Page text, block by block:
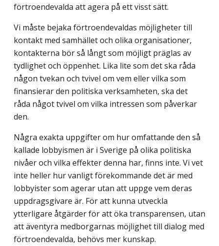
förtroendevalda att agera på ett visst sätt.
Vi måste bejaka förtroendevaldas möjligheter till
kontakt med samhället och olika organisationer,
kontakterna bör så långt som möjligt präglas av
tydlighet och öppenhet. Lika lite som det ska råda
någon tvekan och tvivel om vem eller vilka som
finansierar den politiska verksamheten, ska det
råda något tvivel om vilka intressen som påverkar
den.
Några exakta uppgifter om hur omfattande den så
kallade lobbyismen är i Sverige på olika politiska
nivåer och vilka effekter denna har, finns inte. Vi vet
inte heller hur vanligt förekommande det är med
lobbyister som agerar utan att uppge vem deras
uppdragsgivare är. För att kunna utveckla
ytterligare åtgärder för att öka transparensen, utan
att äventyra medborgarnas möjlighet till dialog med
förtroendevalda, behövs mer kunskap.